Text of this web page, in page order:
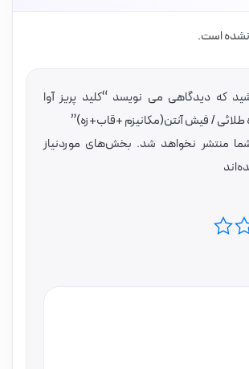
نشده است.
که دیدگاهی می نویسد “کلید پریز آوا
/ فیش آنتن(مکانیزم +قاب+زه)”
منتشر نخواهد شد. بخش‌های موردنیاز